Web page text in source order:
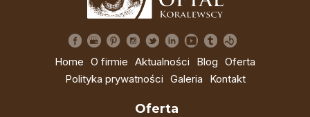
Home O firmie Aktualności Blog Oferta
Polityka prywatności Galeria Kontakt
Oferta